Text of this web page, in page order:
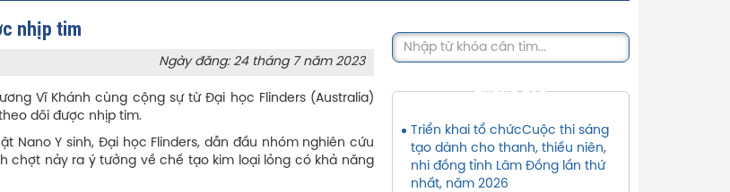
nhịp tim
Ngày đăng: 24 tháng 7 năm 2023
Vĩ Khánh cùng cộng sự từ Đại học Flinders (Australia)
dõi được nhịp tim.
Nano Y sinh, Đại học Flinders, dẫn đầu nhóm nghiên cứu
chợt nảy ra ý tưởng về chế tạo kim loại lỏng có khả năng
THÔNG BÁO
Triển khai tổ chứcCuộc thi sáng
tạo dành cho thanh, thiếu niên,
nhi đồng tỉnh Lâm Đồng lần thứ
nhất, năm 2026